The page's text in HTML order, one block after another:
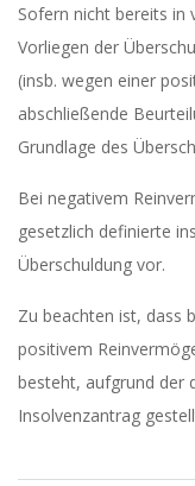
Sofern nicht bereits in
Vorliegen der
(insb. wegen einer
abschließende
Grundlage des
Bei negativem
gesetzlich definierte
Überschuldung vor.
Zu beachten ist, dass
positivem
besteht, aufgrund der
Insolvenzantrag